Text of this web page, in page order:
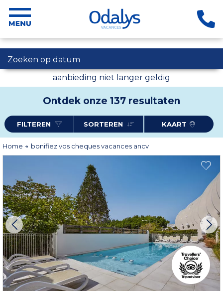
Zoeken op datum
aanbieding niet langer geldig
Ontdek onze 137 resultaten
FILTEREN SORTEREN KAART
Home bonifiez vos cheques vacances ancv